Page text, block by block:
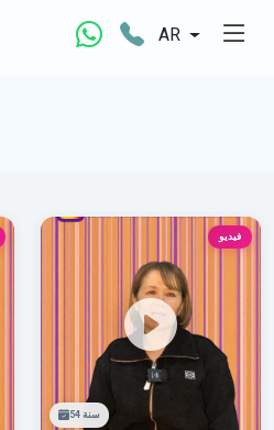
AR
فيديو
54 سنة